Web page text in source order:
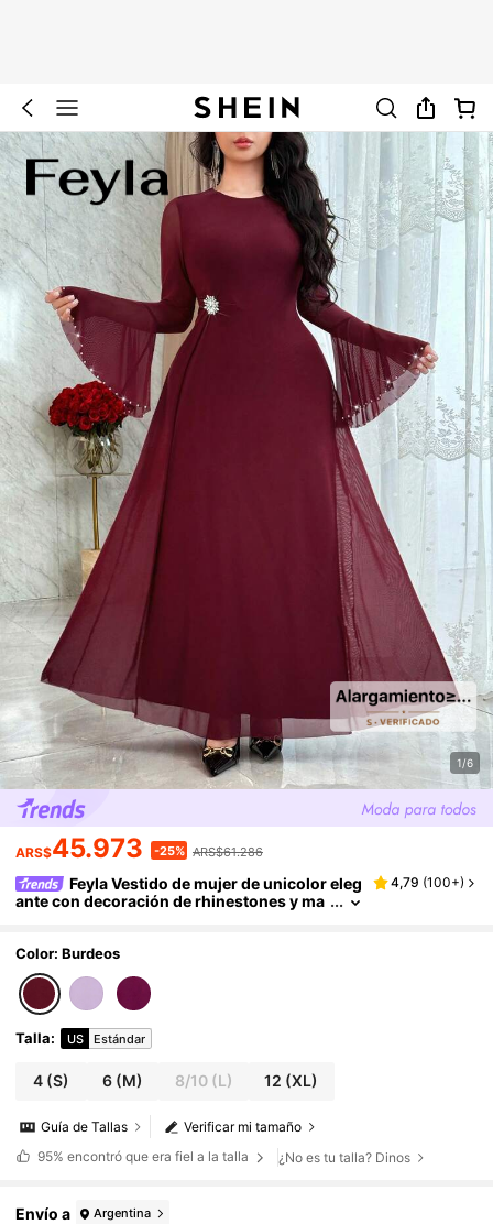
1/6
ARS$45.973 -25% ARS$61.286
Feyla Vestido de mujer de unicolor eleg
ante con decoración de rhinestones y ma
4,79 (100+)
Color: Burdeos
Talla: US Estándar
4 (S) 6 (M) 8/10(L) 12 (XL)
Verificar mi tamaño
Guía de Tallas
95% encontró que era fiel a la talla ¿No es tu talla? Dinos
Envío a Argentina